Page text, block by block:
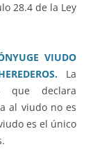
28.4 de la Ley
VIUDO
La
que declara
al viudo no es
es el único